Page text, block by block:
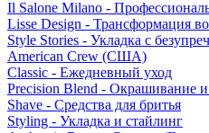
Il Salone Milano -
Lisse Design - Трансформация
Style Stories - Укладка с
American Crew (США)
Classic - Ежедневный уход
Precision Blend - Окрашивание
Shave - Средства для бритья
Styling - Укладка и стайлинг